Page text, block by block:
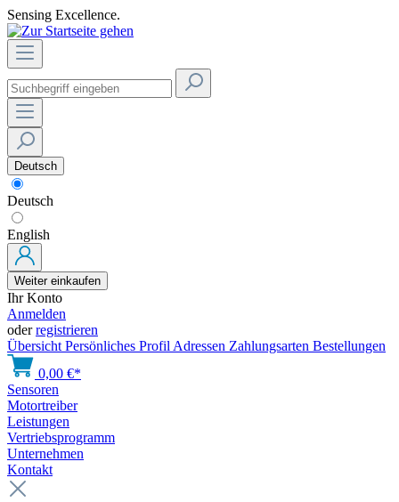
Sensing Excellence.
Deutsch
Deutsch
English
Weiter einkaufen
Ihr Konto
Anmelden
oderregistrieren
Übersicht Persönliches Profil Adressen Zahlungsarten Bestellungen
0,00 €*
Sensoren
Motortreiber
Leistungen
Vertriebsprogramm
Unternehmen
Kontakt